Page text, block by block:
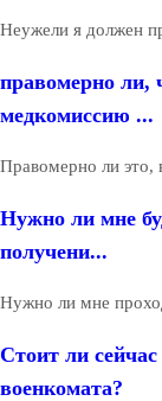
Неужели я должен
правомерно ли,
медкомиссию ...
Правомерно ли это,
Нужно ли мне
получени...
Нужно ли мне
Стоит ли сейчас
военкомата?